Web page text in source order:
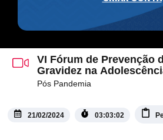
VI Fórum de Prevenção
Gravidez na
Pós Pandemia
21/02/2024 03:03:02